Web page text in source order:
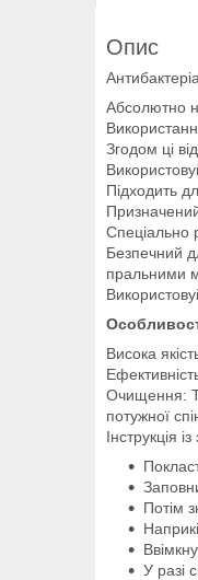
Опис
Абсолютно
Згодом ці
Підходить
Спеціально
Безпечний
пральними
Висока
Очищення:
потужної
Інструкція
Потім
У разі